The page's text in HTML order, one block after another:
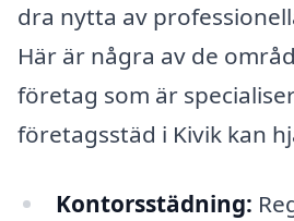
dra nytta av
Här är några av de
företag som är
företagsstäd i Kivik kan
Kontorsstädning: